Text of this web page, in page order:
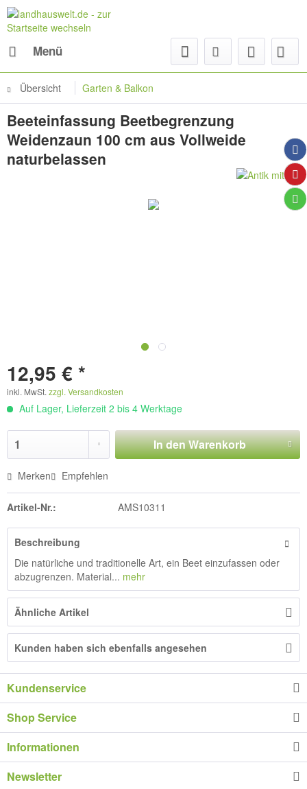
Menü
Übersicht Garten & Balkon
Beeteinfassung Beetbegrenzung
Weidenzaun 100 cm aus Vollweide
naturbelassen
12,95 € *
inkl. MwSt. zzgl. Versandkosten
Auf Lager, Lieferzeit 2 bis 4 Werktage
In denWarenkorb
Merken Empfehlen
Artikel-Nr.: AMS10311
Beschreibung
Die natürliche und traditionelle Art, ein Beet einzufassen oder
abzugrenzen. Material... mehr
Ähnliche Artikel
Kunden haben sich ebenfalls angesehen
Kundenservice
Shop Service
Informationen
Newsletter